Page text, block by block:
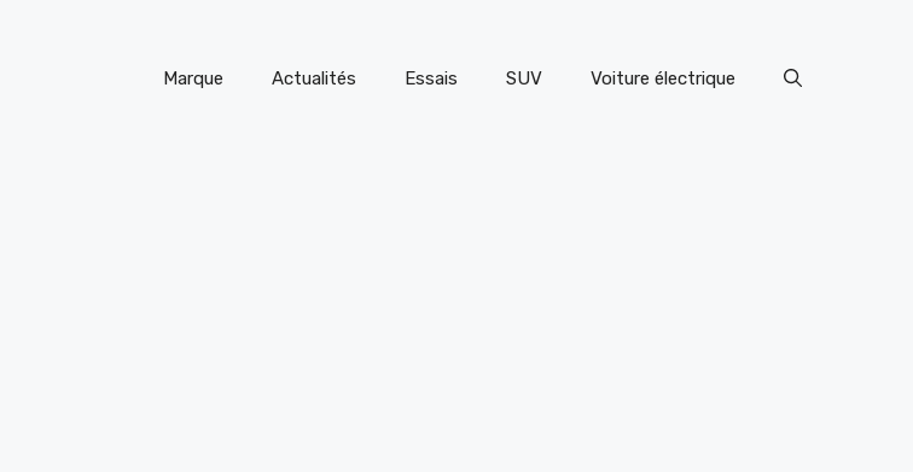
Marque Actualités Essais SUV Voiture électrique